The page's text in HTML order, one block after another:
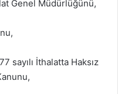
Genel Müdürlüğünü,
sayılı İthalatta Haksız